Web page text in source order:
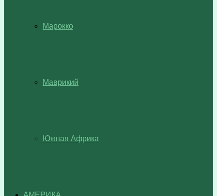
Марокко
Маврикий
Южная Африка